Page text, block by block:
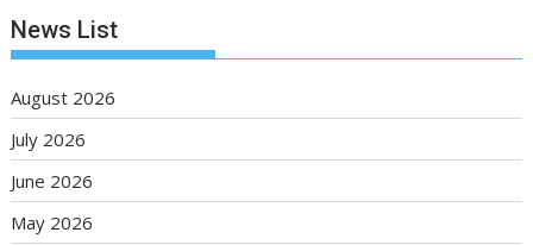
News List
August 2026
July 2026
June 2026
May 2026